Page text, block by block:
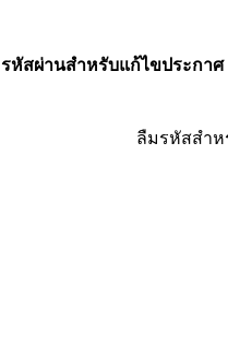
รหัสผ่านสำหรับแก้ไขประกาศ
ลืมรหัสสำ